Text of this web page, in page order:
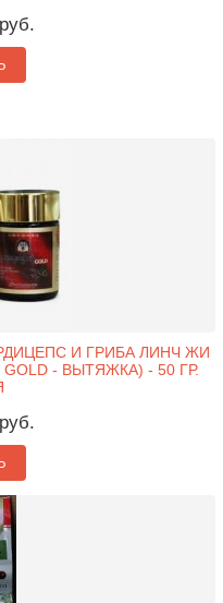
И ГРИБА ЛИНЧ ЖИ
GOLD - ВЫТЯЖКА) - 50 ГР.